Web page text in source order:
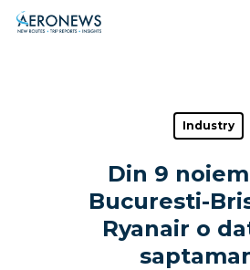
Hit enter to search or ESC to
Industry
Din 9
Bucuresti-
Ryanair o